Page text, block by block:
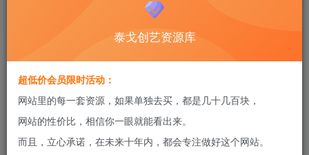
泰戈创艺资源库
超低价会员限时活动：
网站里的每一套资源，如果单独去买，都是几十几百块，
网站的性价比，相信你一眼就能看出来。
而且，立心承诺，在未来十年内，都会专注做好这个网站。